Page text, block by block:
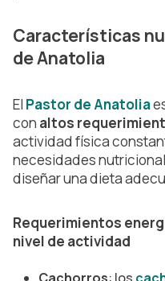
Características
de Anatolia
El Pastor de Anatolia
con altos
actividad física
necesidades
diseñar una dieta
Requerimientos
nivel de actividad